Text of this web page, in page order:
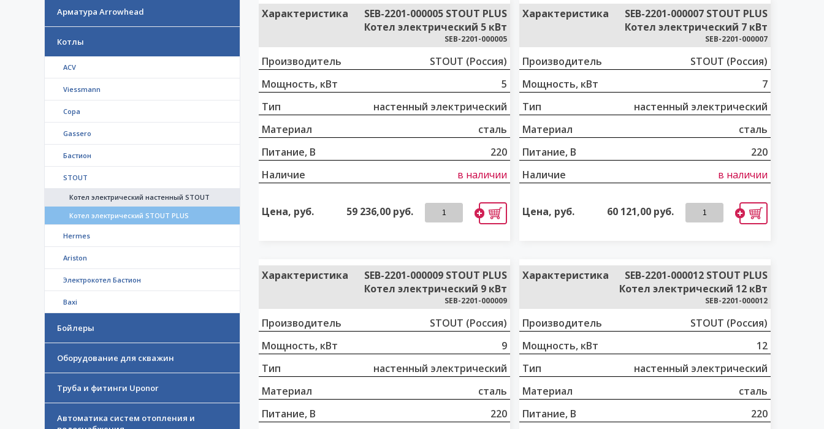
Арматура Arrowhead
Котлы
ACV
Viessmann
Copa
Gassero
Бастион
STOUT
Котел электрический настенный STOUT
Котел электрический STOUT PLUS
Hermes
Ariston
Электрокотел Бастион
Baxi
Бойлеры
Оборудование для скважин
Труба и фитинги Uponor
Автоматика систем отопления и
Характеристика
SEB-2201-000005 STOUT PLUS
Котел электрический 5 кВт
SEB-2201-000005
Производитель
STOUT (Россия)
Мощность, кВт
5
Тип
настенный электрический
Материал
сталь
Питание, В
220
Наличие
в наличии
Цена, руб. 59 236,00 руб.
Характеристика
SEB-2201-000007 STOUT PLUS
Котел электрический 7 кВт
SEB-2201-000007
Производитель
STOUT (Россия)
Мощность, кВт
7
Тип
настенный электрический
Материал
сталь
Питание, В
220
Наличие
в наличии
Цена, руб. 60 121,00 руб.
Характеристика
SEB-2201-000009 STOUT PLUS
Котел электрический 9 кВт
SEB-2201-000009
Производитель
STOUT (Россия)
Мощность, кВт
9
Тип
настенный электрический
Материал
сталь
Питание, В
220
Характеристика
SEB-2201-000012 STOUT PLUS
Котел электрический 12 кВт
SEB-2201-000012
Производитель
STOUT (Россия)
Мощность, кВт
12
Тип
настенный электрический
Материал
сталь
Питание, В
220